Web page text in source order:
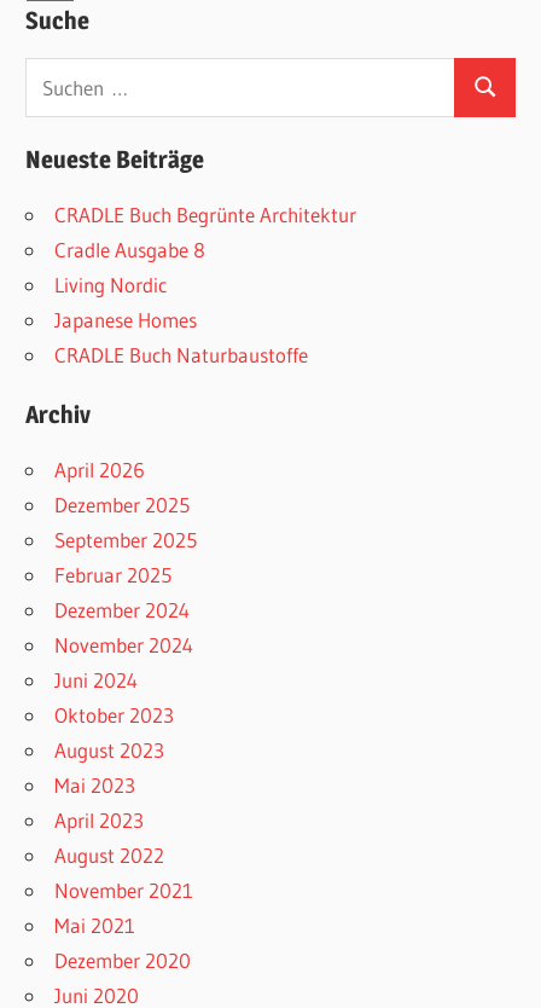
Suche
Suchen
Neueste Beiträge
CRADLE Buch Begrünte Architektur
Cradle Ausgabe 8
Living Nordic
Japanese Homes
CRADLE Buch Naturbaustoffe
Archiv
April 2026
Dezember 2025
September 2025
Februar 2025
Dezember 2024
November 2024
Juni 2024
Oktober 2023
August 2023
Mai 2023
April 2023
August 2022
November 2021
Mai 2021
Dezember 2020
Juni 2020